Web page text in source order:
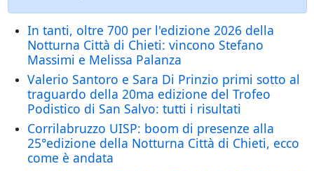
In tanti, oltre 700 per l'edizione 2026 della
Notturna Città di Chieti: vincono Stefano
Massimi e Melissa Palanza
Valerio Santoro e Sara Di Prinzio primi sotto al
traguardo della 20ma edizione del Trofeo
Podistico di San Salvo: tutti i risultati
Corrilabruzzo UISP: boom di presenze alla
25°edizione della Notturna Città di Chieti, ecco
come è andata